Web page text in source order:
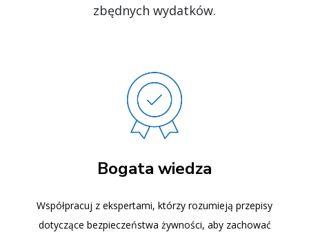
zbędnych wydatków.
Bogata wiedza
Współpracuj z ekspertami, którzy rozumieją przepisy
dotyczące bezpieczeństwa żywności, aby zachować